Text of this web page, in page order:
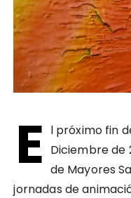
E l próximo fin
Diciembre de
de Mayores
jornadas de